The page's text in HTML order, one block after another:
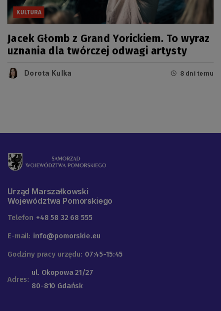
KULTURA
Jacek Głomb z Grand Yorickiem. To wyraz
uznania dla twórczej odwagi artysty
Dorota Kulka 8 dni temu
Urząd Marszałkowski
Województwa Pomorskiego
Telefon +48 58 32 68 555
E-mail: info@pomorskie.eu
Godziny pracy urzędu: 07:45-15:45
Adres:
ul. Okopowa 21/27
80-810 Gdańsk